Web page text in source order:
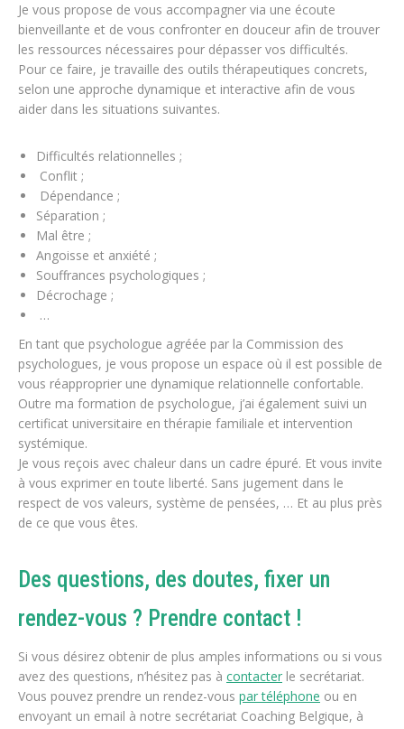
Je vous propose de vous accompagner via une écoute
bienveillante et de vous confronter en douceur afin de trouver
les ressources nécessaires pour dépasser vos difficultés.
Pour ce faire, je travaille des outils thérapeutiques concrets,
selon une approche dynamique et interactive afin de vous
aider dans les situations suivantes.
Difficultés relationnelles ;
Conflit ;
Dépendance ;
Séparation ;
Mal être ;
Angoisse et anxiété ;
Souffrances psychologiques ;
Décrochage ;
…
En tant que psychologue agréée par la Commission des
psychologues, je vous propose un espace où il est possible de
vous réapproprier une dynamique relationnelle confortable.
Outre ma formation de psychologue, j’ai également suivi un
certificat universitaire en thérapie familiale et intervention
systémique.
Je vous reçois avec chaleur dans un cadre épuré. Et vous invite
à vous exprimer en toute liberté. Sans jugement dans le
respect de vos valeurs, système de pensées, … Et au plus près
de ce que vous êtes.
Des questions, des doutes, fixer un
rendez-vous ? Prendre contact !
Si vous désirez obtenir de plus amples informations ou si vous
avez des questions, n’hésitez pas à contacter le secrétariat.
Vous pouvez prendre un rendez-vous par téléphone ou en
envoyant un email à notre secrétariat Coaching Belgique, à